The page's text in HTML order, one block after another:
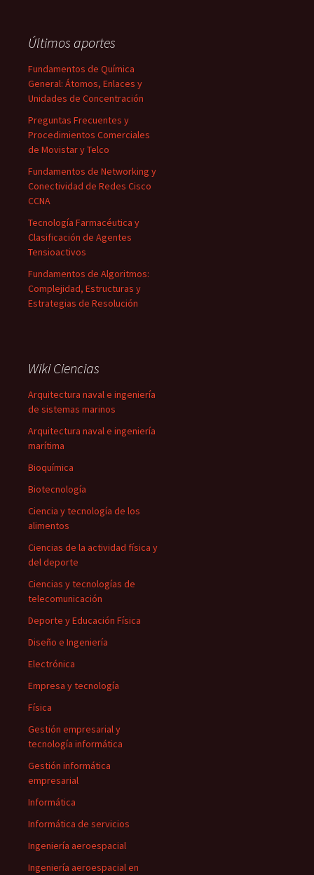
Últimos aportes
Fundamentos de Química
General: Átomos, Enlaces y
Unidades de Concentración
Preguntas Frecuentes y
Procedimientos Comerciales
de Movistar y Telco
Fundamentos de Networking y
Conectividad de Redes Cisco
CCNA
Tecnología Farmacéutica y
Clasificación de Agentes
Tensioactivos
Fundamentos de Algoritmos:
Complejidad, Estructuras y
Estrategias de Resolución
Wiki Ciencias
Arquitectura naval e ingeniería
de sistemas marinos
Arquitectura naval e ingeniería
marítima
Bioquímica
Biotecnología
Ciencia y tecnología de los
alimentos
Ciencias de la actividad física y
del deporte
Ciencias y tecnologías de
telecomunicación
Deporte y Educación Física
Diseño e Ingeniería
Electrónica
Empresa y tecnología
Física
Gestión empresarial y
tecnología informática
Gestión informática
empresarial
Informática
Informática de servicios
Ingeniería aeroespacial
Ingeniería aeroespacial en